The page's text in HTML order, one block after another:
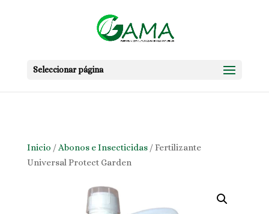
Seleccionar página
Inicio /Abonos e Insecticidas/ Fertilizante
Universal Protect Garden